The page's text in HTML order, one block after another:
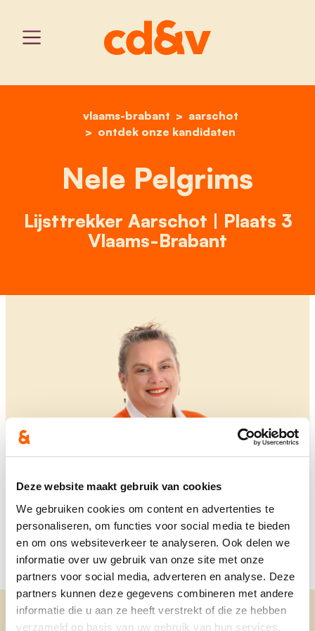
Deze website maakt gebruik van cookies
We gebruiken cookies om content en advertenties te
personaliseren, om functies voor social media te bieden
en om ons websiteverkeer te analyseren. Ook delen we
informatie over uw gebruik van onze site met onze
partners voor social media, adverteren en analyse. Deze
partners kunnen deze gegevens combineren met andere
informatie die u aan ze heeft verstrekt of die ze hebben
verzameld op basis van uw gebruik van hun services.
home
vlaams-brabant
aarschot
ontdek onze kandidaten
nele pelgrims
Nele Pelgrims
Lijsttrekker Aarschot | Plaats 3
Vlaams-Brabant